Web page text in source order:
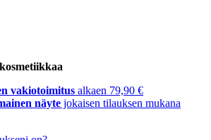
vakiotoimitus alkaen 79,90 €
näyte jokaisen tilauksen mukana